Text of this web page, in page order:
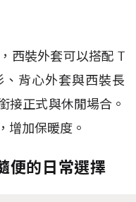
，西裝外套可以搭配 T
背心外套與西裝長
接正式與休閒場合。
增加保暖度。
便的日常選擇